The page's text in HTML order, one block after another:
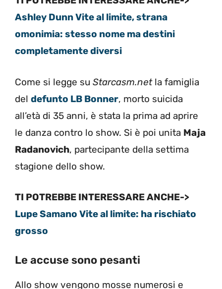
Ashley Dunn Vite al limite, strana
omonimia: stesso nome ma destini
completamente diversi
Come si legge su Starcasm.netla famiglia
del defunto LB Bonner, morto suicida
all’età di 35 anni, è stata la prima ad aprire
le danza contro lo show. Si è poi unita Maja
Radanovich, partecipante della settima
stagione dello show.
TI POTREBBE INTERESSARE ANCHE->
Lupe Samano Vite al limite: ha rischiato
grosso
Le accuse sono pesanti
Allo show vengono mosse numerosi e